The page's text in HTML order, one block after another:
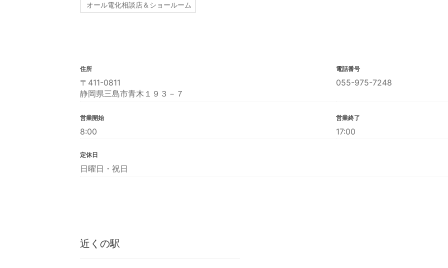
オール電化相談店＆ショールーム
住所
〒411-0811
静岡県三島市青木１９３－７
電話番号
055-975-7248
営業開始
8:00
営業終了
17:00
定休日
日曜日・祝日
近くの駅